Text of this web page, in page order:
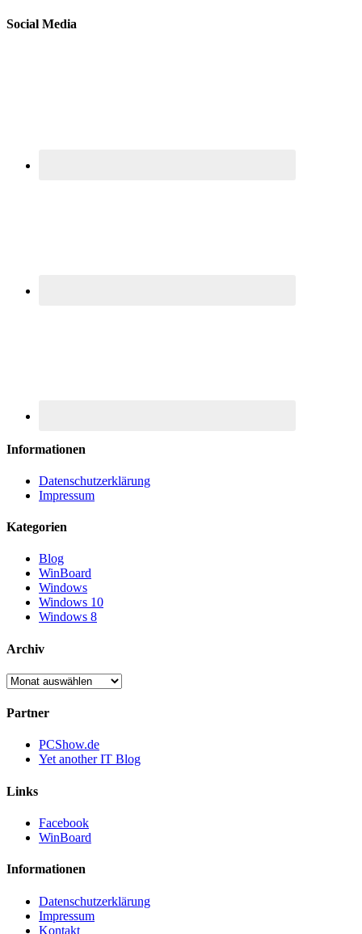
Social Media
Informationen
Datenschutzerklärung
Impressum
Kategorien
Blog
WinBoard
Windows
Windows 10
Windows 8
Archiv
Archiv
Partner
PCShow.de
Yet another IT Blog
Links
Facebook
WinBoard
Informationen
Datenschutzerklärung
Impressum
Kontakt